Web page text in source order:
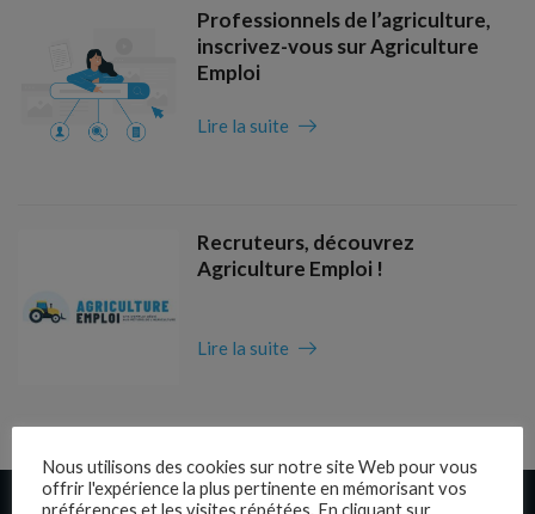
Professionnels de l’agriculture,
inscrivez-vous sur Agriculture
Emploi
Lire la suite
Recruteurs, découvrez
Agriculture Emploi !
Lire la suite
Liens rapides
Nous utilisons des cookies sur notre site Web pour vous
offrir l'expérience la plus pertinente en mémorisant vos
préférences et les visites répétées. En cliquant sur